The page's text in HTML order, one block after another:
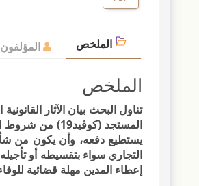
الملخص المؤلفون
الملخص
تناول البحث بيان الآثار
المستجد
يستطيع دفعه، وأن يكون من
التجاري سواء بتقسيطه أو
إعطاء المدين مهلة قضائية